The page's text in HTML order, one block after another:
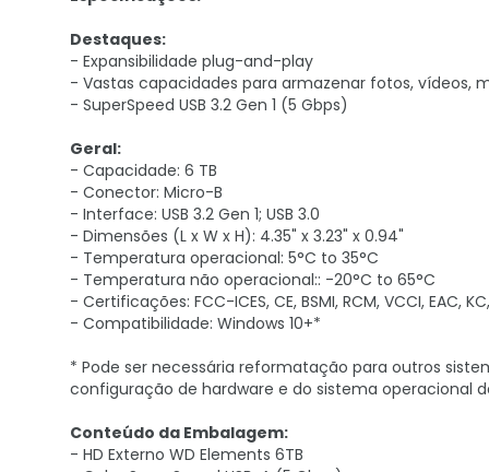
Destaques:
- Expansibilidade plug-and-play
- Vastas capacidades para armazenar fotos, vídeos,
- SuperSpeed USB 3.2 Gen 1 (5 Gbps)
Geral:
- Capacidade: 6 TB
- Conector: Micro-B
- Interface: USB 3.2 Gen 1; USB 3.0
- Dimensões (L x W x H): 4.35" x 3.23" x 0.94"
- Temperatura operacional: 5°C to 35°C
- Temperatura não operacional:: -20°C to 65°C
- Certificações: FCC-ICES, CE, BSMI, RCM, VCCI, EAC,
- Compatibilidade: Windows 10+*
* Pode ser necessária reformatação para outros
configuração de hardware e do sistema operacional
Conteúdo da Embalagem:
- HD Externo WD Elements 6TB